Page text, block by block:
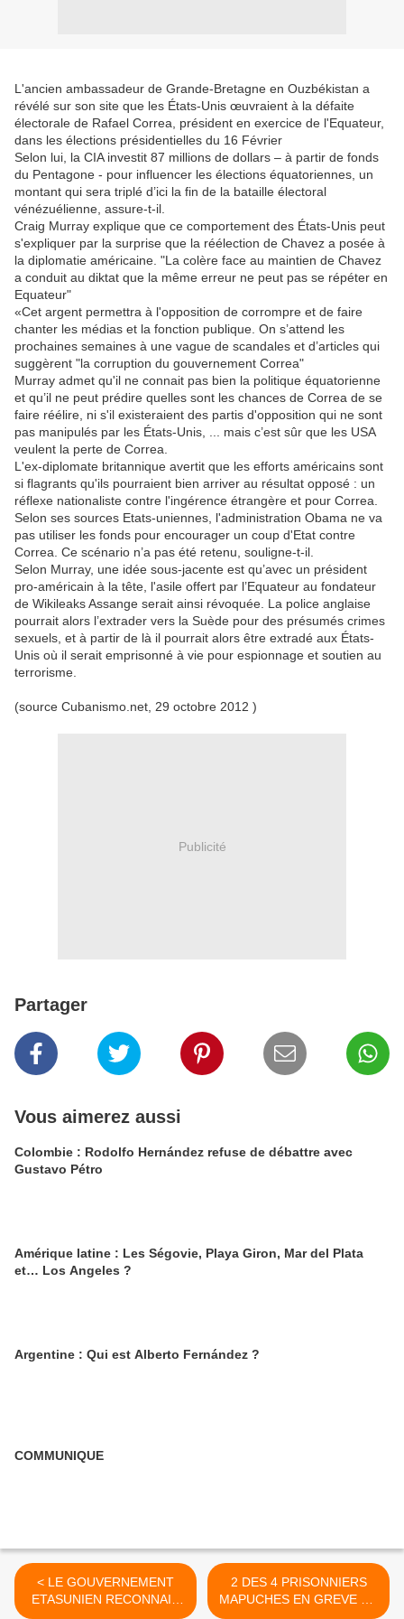
L'ancien ambassadeur de Grande-Bretagne en Ouzbékistan a
révélé sur son site que les États-Unis œuvraient à la défaite
électorale de Rafael Correa, président en exercice de l'Equateur,
dans les élections présidentielles du 16 Février
Selon lui, la CIA investit 87 millions de dollars – à partir de fonds
du Pentagone - pour influencer les élections équatoriennes, un
montant qui sera triplé d’ici la fin de la bataille électoral
vénézuélienne, assure-t-il.
Craig Murray explique que ce comportement des États-Unis peut
s'expliquer par la surprise que la réélection de Chavez a posée à
la diplomatie américaine. "La colère face au maintien de Chavez
a conduit au diktat que la même erreur ne peut pas se répéter en
Equateur"
«Cet argent permettra à l'opposition de corrompre et de faire
chanter les médias et la fonction publique. On s’attend les
prochaines semaines à une vague de scandales et d’articles qui
suggèrent "la corruption du gouvernement Correa"
Murray admet qu'il ne connait pas bien la politique équatorienne
et qu’il ne peut prédire quelles sont les chances de Correa de se
faire réélire, ni s'il existeraient des partis d'opposition qui ne sont
pas manipulés par les États-Unis, ... mais c’est sûr que les USA
veulent la perte de Correa.
L'ex-diplomate britannique avertit que les efforts américains sont
si flagrants qu'ils pourraient bien arriver au résultat opposé : un
réflexe nationaliste contre l'ingérence étrangère et pour Correa.
Selon ses sources Etats-uniennes, l'administration Obama ne va
pas utiliser les fonds pour encourager un coup d'Etat contre
Correa. Ce scénario n’a pas été retenu, souligne-t-il.
Selon Murray, une idée sous-jacente est qu’avec un président
pro-américain à la tête, l'asile offert par l’Equateur au fondateur
de Wikileaks Assange serait ainsi révoquée. La police anglaise
pourrait alors l’extrader vers la Suède pour des présumés crimes
sexuels, et à partir de là il pourrait alors être extradé aux États-
Unis où il serait emprisonné à vie pour espionnage et soutien au
terrorisme.
(source Cubanismo.net, 29 octobre 2012 )
Publicité
Partager
Vous aimerez aussi
Colombie : Rodolfo Hernández refuse de débattre avec
Gustavo Pétro
Amérique latine : Les Ségovie, Playa Giron, Mar del Plata
et… Los Angeles ?
Argentine : Qui est Alberto Fernández ?
COMMUNIQUE
< LE GOUVERNEMENT
ETASUNIEN RECONNAIT
2 DES 4 PRISONNIERS
MAPUCHES EN GREVE DE